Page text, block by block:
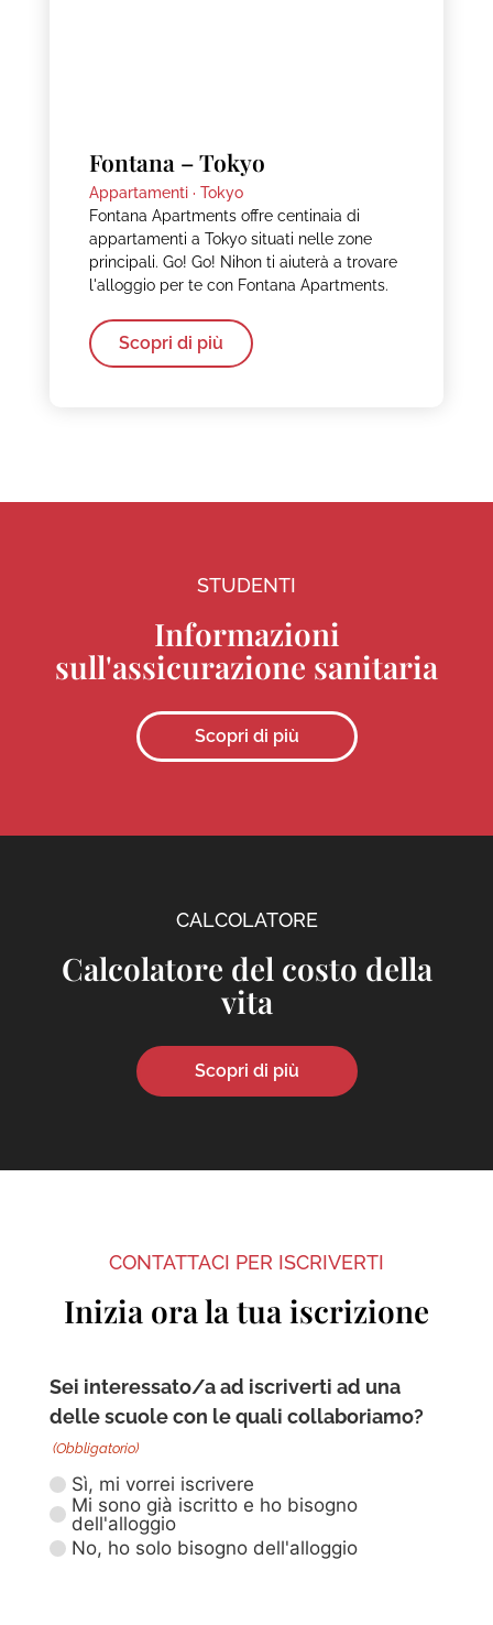
Fontana – Tokyo
Appartamenti · Tokyo
Fontana Apartments offre centinaia di
appartamenti a Tokyo situati nelle zone
principali. Go! Go! Nihon ti aiuterà a trovare
l'alloggio per te con Fontana Apartments.
Scopri di più
STUDENTI
Informazioni
sull'assicurazione sanitaria
Scopri di più
CALCOLATORE
Calcolatore del costo della
vita
Scopri di più
CONTATTACI PER ISCRIVERTI
Inizia ora la tua iscrizione
Sei interessato/a ad iscriverti ad una
delle scuole con le quali collaboriamo?
(Obbligatorio)
Sì, mi vorrei iscrivere
Mi sono già iscritto e ho bisogno
dell'alloggio
No, ho solo bisogno dell'alloggio